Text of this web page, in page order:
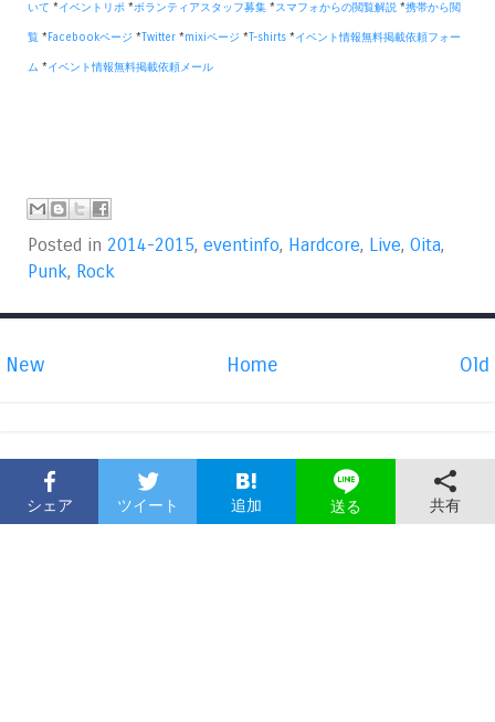
いて *イベントリポ *ボランティアスタッフ募集 *スマフォからの閲覧解説 *携帯から閲
覧 * Facebookページ * Twitter *mixiページ * T-shirts *イベント情報無料掲載依頼フォー
ム *イベント情報無料掲載依頼メール
Posted in 2014-2015, eventinfo, Hardcore, Live, Oita,
Punk, Rock
New Old
Home
シェア ツイート 追加 送る 共有